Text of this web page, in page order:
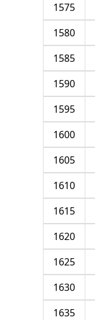
1575
1580
1585
1590
1595
1600
1605
1610
1615
1620
1625
1630
1635